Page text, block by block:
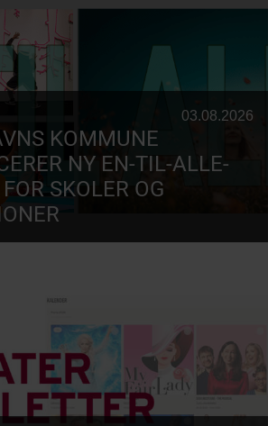
03.08.2026
KOMMUNE
NY EN-TIL-ALLE-
SKOLER OG